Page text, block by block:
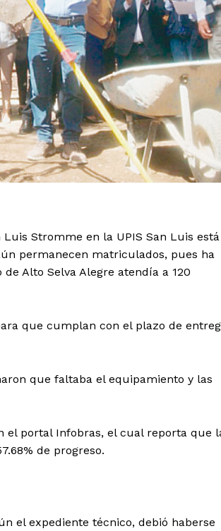
Stromme en la UPIS San Luis está
permanecen matriculados, pues ha
Alto Selva Alegre atendía a 120
que cumplan con el plazo de
que faltaba el equipamiento y las
el portal Infobras, el cual reporta que
de progreso.
el expediente técnico, debió haberse